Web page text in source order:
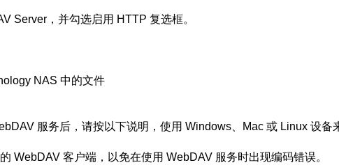
Server，并勾选启用 HTTP 复选框。
NAS 中的文件
服务后，请按以下说明，使用 Windows、Mac 或 Linux 设备
WebDAV 客户端，以免在使用 WebDAV 服务时出现编码错误。